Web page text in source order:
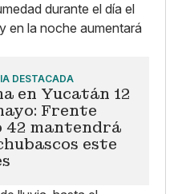
durante el día el
y en la noche aumentará
DESTACADA
en Yucatán 12
Frente
42 mantendrá
este